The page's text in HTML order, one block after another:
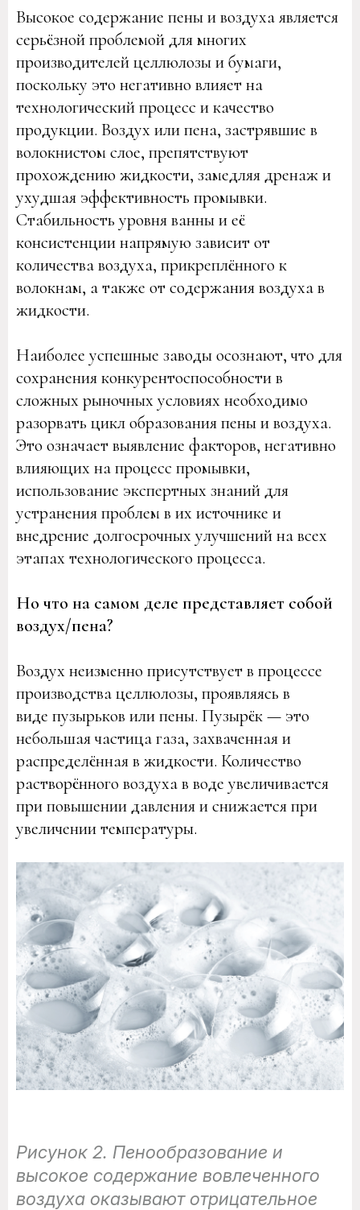
Высокое содержание пены и воздуха является
серьёзной проблемой для многих
производителей целлюлозы и бумаги,
поскольку это негативно влияет на
технологический процесс и качество
продукции. Воздух или пена, застрявшие в
волокнистом слое, препятствуют
прохождению жидкости, замедляя дренаж и
ухудшая эффективность промывки.
Стабильность уровня ванны и её
консистенции напрямую зависит от
количества воздуха, прикреплённого к
волокнам, а также от содержания воздуха в
жидкости.
Наиболее успешные заводы осознают, что для
сохранения конкурентоспособности в
сложных рыночных условиях необходимо
разорвать цикл образования пены и воздуха.
Это означает выявление факторов, негативно
влияющих на процесс промывки,
использование экспертных знаний для
устранения проблем в их источнике и
внедрение долгосрочных улучшений на всех
этапах технологического процесса.
Но что на самом деле представляет собой
воздух/пена?
Воздух неизменно присутствует в процессе
производства целлюлозы, проявляясь в
виде пузырьков или пены. Пузырёк — это
небольшая частица газа, захваченная и
распределённая в жидкости. Количество
растворённого воздуха в воде увеличивается
при повышении давления и снижается при
увеличении температуры.
Рисунок 2. Пенообразование и
высокое содержание вовлеченного
воздуха оказывают отрицательное